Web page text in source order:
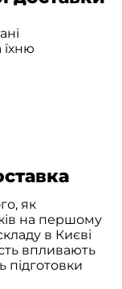
як
на першому
в Києві
впливають
підготовки